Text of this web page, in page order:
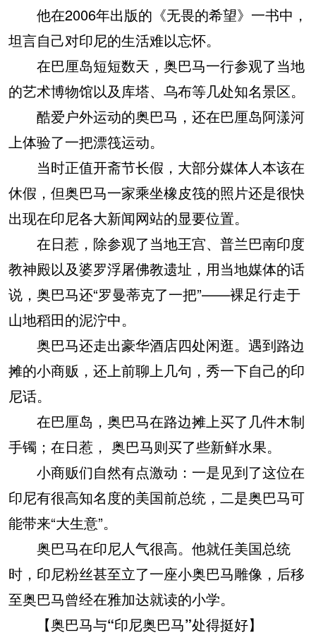
他在2006年出版的《无畏的希望》一书中，
坦言自己对印尼的生活难以忘怀。
在巴厘岛短短数天，奥巴马一行参观了当地
的艺术博物馆以及库塔、乌布等几处知名景区。
酷爱户外运动的奥巴马，还在巴厘岛阿漾河
上体验了一把漂筏运动。
当时正值开斋节长假，大部分媒体人本该在
休假，但奥巴马一家乘坐橡皮筏的照片还是很快
出现在印尼各大新闻网站的显要位置。
在日惹，除参观了当地王宫、普兰巴南印度
教神殿以及婆罗浮屠佛教遗址，用当地媒体的话
说，奥巴马还“罗曼蒂克了一把”——裸足行走于
山地稻田的泥泞中。
奥巴马还走出豪华酒店四处闲逛。遇到路边
摊的小商贩，还上前聊上几句，秀一下自己的印
尼话。
在巴厘岛，奥巴马在路边摊上买了几件木制
手镯；在日惹， 奥巴马则买了些新鲜水果。
小商贩们自然有点激动：一是见到了这位在
印尼有很高知名度的美国前总统，二是奥巴马可
能带来“大生意”。
奥巴马在印尼人气很高。他就任美国总统
时，印尼粉丝甚至立了一座小奥巴马雕像，后移
至奥巴马曾经在雅加达就读的小学。
【奥巴马与“印尼奥巴马”处得挺好】